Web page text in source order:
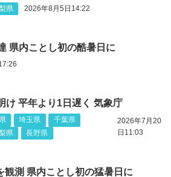
県 2026年8月5日14:22
県内ことし初の酷暑日に
け 平年より1日遅く 気象庁
埼玉県
千葉県
県 長野県
2026年7月20
日11:03
測 県内ことし初の猛暑日に